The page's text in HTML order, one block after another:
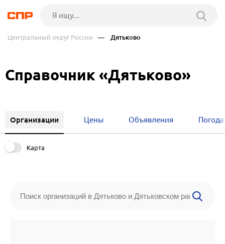
Центральный округ России — Дятьково
Справочник «Дятьково»
Организации Цены Объявления Погода
Карта